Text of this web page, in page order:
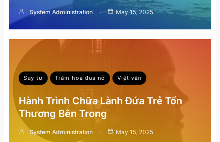
System Administration May 15, 2025
Suy tư Trăm hoa đua nở Việt văn
Hành Trình Chữa Lành Đứa Trẻ Tổn
Thương Bên Trong
System Administration May 15, 2025